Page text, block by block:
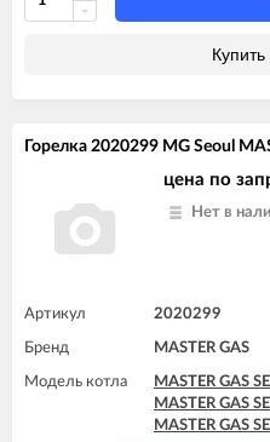
Купить
Горелка 2020299 MG Seoul
цена по
Нет в
Артикул 2020299
Бренд MASTER GAS
Модель котла
MASTER GAS
MASTER GAS
MASTER GAS